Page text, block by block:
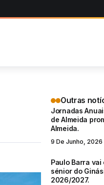
Outras
Jornadas
de Almeida
Almeida.
9 De Junho, 2026
Paulo Barra
sénior do
2026/2027.